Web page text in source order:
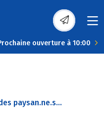
ouverture à 10:00
paysan.ne.s...